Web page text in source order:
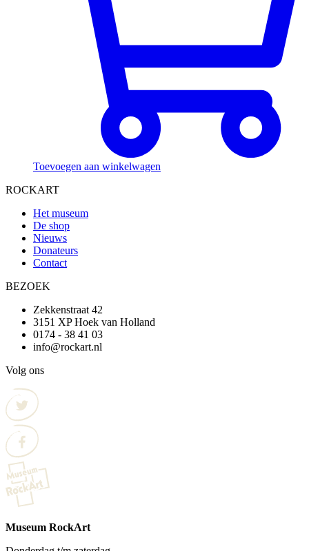
Toevoegen aan winkelwagen
ROCKART
Het museum
De shop
Nieuws
Donateurs
Contact
BEZOEK
Zekkenstraat 42
3151 XP Hoek van Holland
0174 - 38 41 03
info@rockart.nl
Volg ons
Museum RockArt